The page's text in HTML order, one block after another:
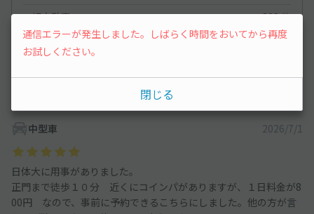
軽自動車
288件
コンパクトカー
133件
中型車 2026/7/1
日体大に用事がありました。
正門まで徒歩１０分 近くにコインパがありますが、１日料金が8
00円 なので、事前に予約できるこちらにしました。他の方が言
通信エラーが発生しました。しばらく時間をおいてから再度
お試しください。
閉じる